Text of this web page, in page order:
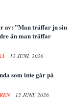
av: ”Man träffar ju sin
än man träffar
12 JUNI, 2026
som inte går på
12 JUNI, 2026